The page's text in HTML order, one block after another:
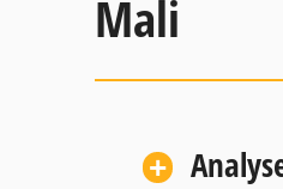
Mali